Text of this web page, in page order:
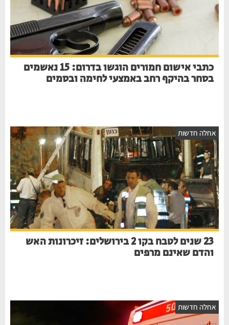
כתבי אישום חמורים הוגשו בדרום: 15 נאשמים
בסחר בהיקף רחב באמצעי לחימה ובסמים
אחלה חדשות
23 שנים לטבח בקו 2 בירושלים: זיכרונות האש
והדם שאינם מרפים
אחלה חדשות